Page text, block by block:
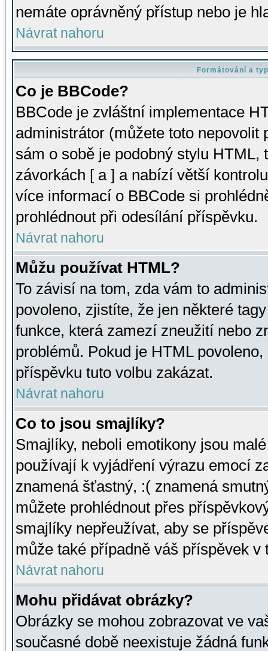
nemáte oprávněný přístup nebo je
Návrat nahoru
Formátování a
Co je BBCode?
BBCode je zvláštní implementace
administrátor (můžete toto
sám o sobě je podobný stylu HTML,
závorkách [ a ] a nabízí větší
více informací o BBCode si
prohlédnout při odesílání příspěvku.
Návrat nahoru
Můžu používat HTML?
To závisí na tom, zda vám to
povoleno, zjistíte, že jen některé
funkce, která zamezí zneužití nebo
problémů. Pokud je HTML
příspěvku tuto volbu zakázat.
Návrat nahoru
Co to jsou smajlíky?
Smajlíky, neboli emotikony jsou
používají k vyjádření výrazu emocí
znamená šťastný, :( znamená
můžete prohlédnout přes
smajlíky nepřeužívat, aby se
může také případně váš příspěvek v
Návrat nahoru
Mohu přidávat obrázky?
Obrázky se mohou zobrazovat ve
současné době neexistuje žádná